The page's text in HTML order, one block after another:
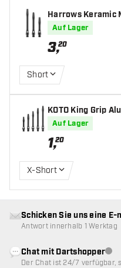
Harrows Keramic
hafts
Auf Lager
3,20
Short
KOTO King Grip
rt Shafts
Auf Lager
1,20
X-Short
Schicken Sie uns eine E-
Antwort innerhalb 1 Werktag
Chat mit Dartshopper
Der Chat ist 24/7 verfügbar,